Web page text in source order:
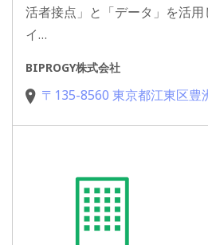
活者接点」と「データ」を活
イ…
BIPROGY株式会社
〒135-8560 東京都江東区豊